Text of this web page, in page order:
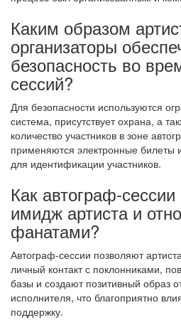
Каким образом
организаторы
безопасность во
сессий?
Для безопасности используются
система, присутствует охрана, а
количество участников в зоне
применяются электронные билеты
для идентификации участников.
Как автограф-
имидж артиста и
фанатами?
Автограф-сессии позволяют
личный контакт с поклонниками,
базы и создают позитивный образ
исполнителя, что благоприятно
поддержку.